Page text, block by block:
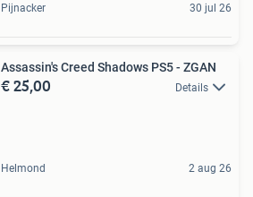
Pijnacker 30 jul 26
Assassin's Creed Shadows PS5 - ZGAN
€ 25,00 Details
Helmond 2 aug 26